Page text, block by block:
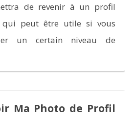
de revenir à un profil
qui peut être utile si vous
un certain niveau de
Ma Photo de Profil